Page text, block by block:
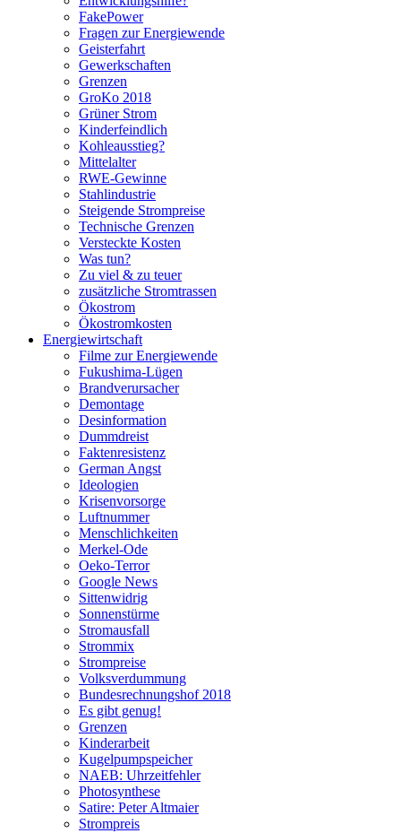
FakePower
Fragen zur Energiewende
Geisterfahrt
Gewerkschaften
Grenzen
GroKo 2018
Grüner Strom
Kinderfeindlich
Kohleausstieg?
Mittelalter
RWE-Gewinne
Stahlindustrie
Steigende Strompreise
Technische Grenzen
Versteckte Kosten
Was tun?
Zu viel & zu teuer
zusätzliche Stromtrassen
Ökostrom
Ökostromkosten
Energiewirtschaft
Filme zur Energiewende
Fukushima-Lügen
Brandverursacher
Demontage
Desinformation
Dummdreist
Faktenresistenz
German Angst
Ideologien
Krisenvorsorge
Luftnummer
Menschlichkeiten
Merkel-Ode
Oeko-Terror
Google News
Sittenwidrig
Sonnenstürme
Stromausfall
Strommix
Strompreise
Volksverdummung
Bundesrechnungshof 2018
Es gibt genug!
Grenzen
Kinderarbeit
Kugelpumpspeicher
NAEB: Uhrzeitfehler
Photosynthese
Satire: Peter Altmaier
Strompreis